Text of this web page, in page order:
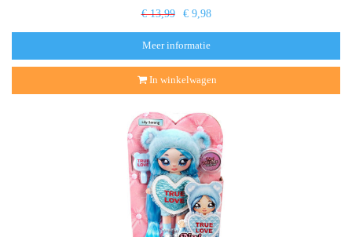
€ 13,99 € 9,98
Meer informatie
In winkelwagen